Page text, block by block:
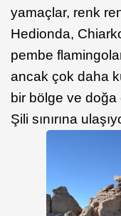
yamaçlar, renk
Hedionda,
pembe
ancak çok daha
bir bölge ve
Şili sınırına